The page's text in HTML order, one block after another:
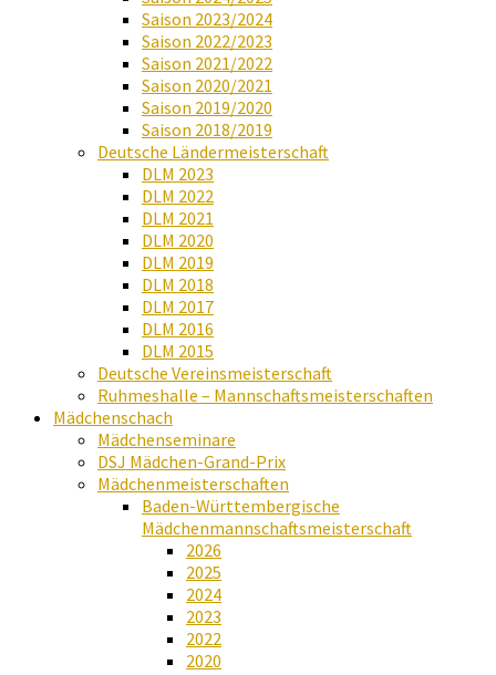
Saison 2023/2024
Saison 2022/2023
Saison 2021/2022
Saison 2020/2021
Saison 2019/2020
Saison 2018/2019
Deutsche Ländermeisterschaft
DLM 2023
DLM 2022
DLM 2021
DLM 2020
DLM 2019
DLM 2018
DLM 2017
DLM 2016
DLM 2015
Deutsche Vereinsmeisterschaft
Ruhmeshalle – Mannschaftsmeisterschaften
Mädchenschach
Mädchenseminare
DSJ Mädchen-Grand-Prix
Mädchenmeisterschaften
Baden-Württembergische
Mädchenmannschaftsmeisterschaft
2026
2025
2024
2023
2022
2020